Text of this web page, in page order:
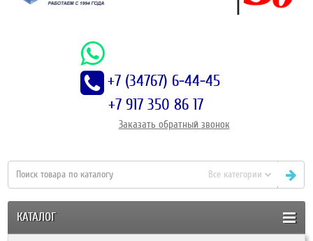
+7 (34767) 6-44-45
+7 917 350 86 17
Заказать обратный звонок
Все категории
КАТАЛОГ